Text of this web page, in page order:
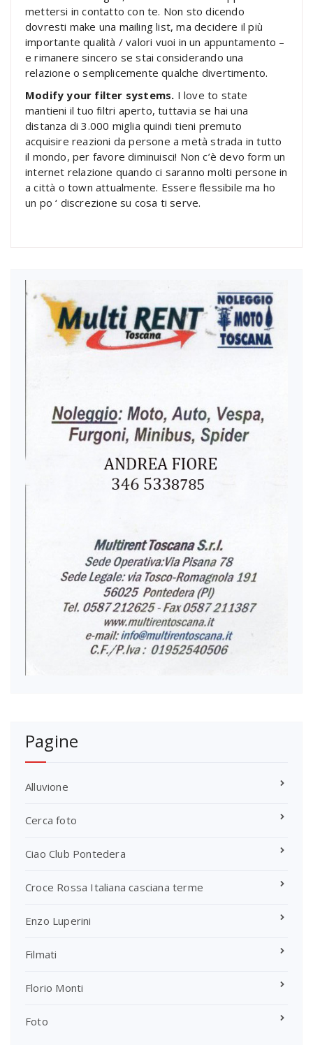
mettersi in contatto con te. Non sto dicendo
dovresti make una mailing list, ma decidere il più
importante qualità / valori vuoi in un appuntamento –
e rimanere sincero se stai considerando una
relazione o semplicemente qualche divertimento.
Modify your filter systems. I love to state
mantieni il tuo filtri aperto, tuttavia se hai una
distanza di 3.000 miglia quindi tieni premuto
acquisire reazioni da persone a metà strada in tutto
il mondo, per favore diminuisci! Non c’è devo form un
internet relazione quando ci saranno molti persone in
a città o town attualmente. Essere flessibile ma ho
un po ‘ discrezione su cosa ti serve.
Pagine
Alluvione
Cerca foto
Ciao Club Pontedera
Croce Rossa Italiana casciana terme
Enzo Luperini
Filmati
Florio Monti
Foto